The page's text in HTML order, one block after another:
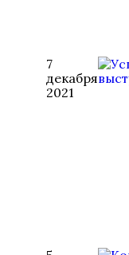
7
декабря
2021